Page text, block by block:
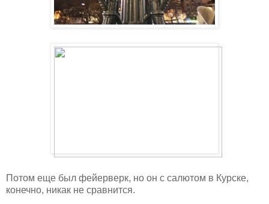
Потом еще был фейерверк, но он с салютом в Курске,
конечно, никак не сравнится.